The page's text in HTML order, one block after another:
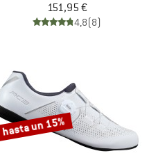
151,95 €
4,8(8)
hasta un 15%